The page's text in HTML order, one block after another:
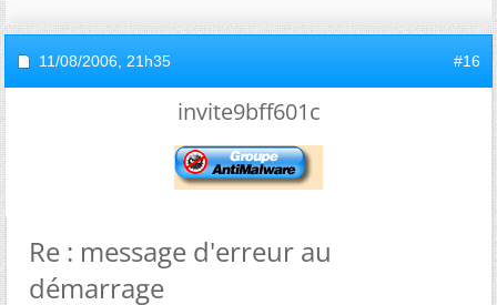
11/08/2006, 21h35 #16
invite9bff601c
Re : message d'erreur au
démarrage